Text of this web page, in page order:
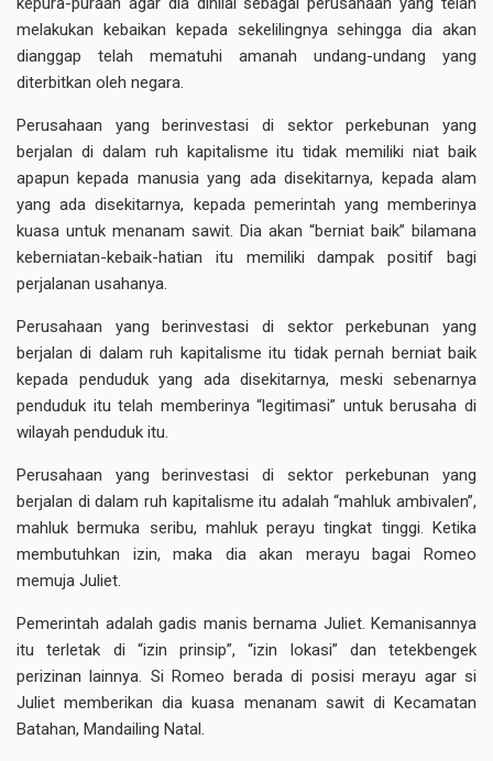
melakukan kebaikan kepada sekelilingnya sehingga dia akan
dianggap telah mematuhi amanah undang-undang yang
diterbitkan oleh negara.
Perusahaan yang berinvestasi di sektor perkebunan yang
berjalan di dalam ruh kapitalisme itu tidak memiliki niat baik
apapun kepada manusia yang ada disekitarnya, kepada alam
yang ada disekitarnya, kepada pemerintah yang memberinya
kuasa untuk menanam sawit. Dia akan “berniat baik” bilamana
keberniatan-kebaik-hatian itu memiliki dampak positif bagi
perjalanan usahanya.
Perusahaan yang berinvestasi di sektor perkebunan yang
berjalan di dalam ruh kapitalisme itu tidak pernah berniat baik
kepada penduduk yang ada disekitarnya, meski sebenarnya
penduduk itu telah memberinya “legitimasi” untuk berusaha di
wilayah penduduk itu.
Perusahaan yang berinvestasi di sektor perkebunan yang
berjalan di dalam ruh kapitalisme itu adalah “mahluk ambivalen”,
mahluk bermuka seribu, mahluk perayu tingkat tinggi. Ketika
membutuhkan izin, maka dia akan merayu bagai Romeo
memuja Juliet.
Pemerintah adalah gadis manis bernama Juliet. Kemanisannya
itu terletak di “izin prinsip”, “izin lokasi” dan tetekbengek
perizinan lainnya. Si Romeo berada di posisi merayu agar si
Juliet memberikan dia kuasa menanam sawit di Kecamatan
Batahan, Mandailing Natal.